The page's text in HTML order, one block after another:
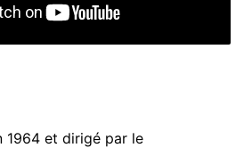
1964 et dirigé par le